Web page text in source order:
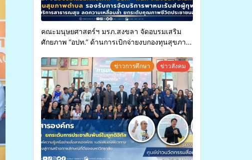
คณะมนุษยศาสตร์ฯ มรภ.สงขลา จัดอบรมเสริม
ศักยภาพ “อปท.” ด้านการเบิกจ่ายงบกองทุนสุขภาพ
ทุพพลภาพเพื่อเข้ารับบริการสาธารณสุข ลดความ
เหลื่อมล้ำ ยกระดับคุณภาพชีวิตประชาชนอย่าง
ยั่งยืน
ข่าวการศึกษา ข่าวสังคม